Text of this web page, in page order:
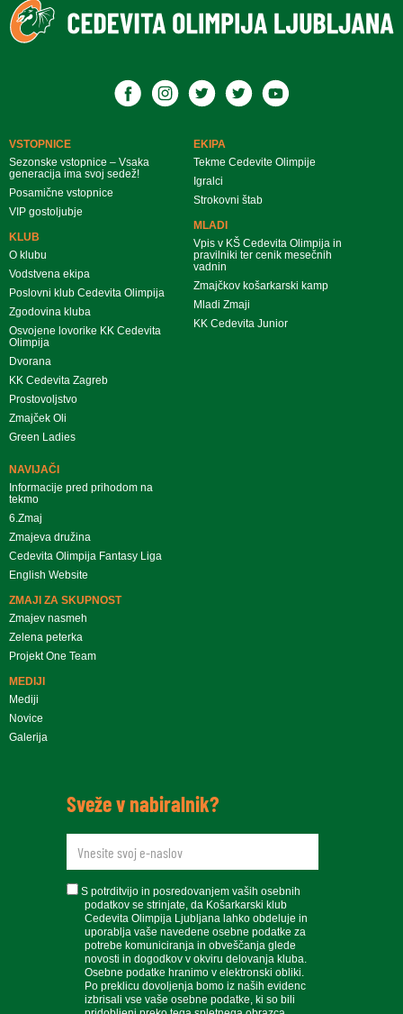
VSTOPNICE
Sezonske vstopnice – Vsaka
generacija ima svoj sedež!
Posamične vstopnice
VIP gostoljubje
KLUB
O klubu
Vodstvena ekipa
Poslovni klub Cedevita Olimpija
Zgodovina kluba
Osvojene lovorike KK Cedevita
Olimpija
Dvorana
KK Cedevita Zagreb
Prostovoljstvo
Zmajček Oli
Green Ladies
EKIPA
Tekme Cedevite Olimpije
Igralci
Strokovni štab
MLADI
Vpis v KŠ Cedevita Olimpija in
pravilniki ter cenik mesečnih
vadnin
Zmajčkov košarkarski kamp
Mladi Zmaji
KK Cedevita Junior
NAVIJAČI
Informacije pred prihodom na
tekmo
6.Zmaj
Zmajeva družina
Cedevita Olimpija Fantasy Liga
English Website
ZMAJI ZA SKUPNOST
Zmajev nasmeh
Zelena peterka
Projekt One Team
MEDIJI
Mediji
Novice
Galerija
Sveže v nabiralnik?
newsletteremail
soglasje
S potrditvijo in posredovanjem vaših osebnih
podatkov se strinjate, da Košarkarski klub
Cedevita Olimpija Ljubljana lahko obdeluje in
uporablja vaše navedene osebne podatke za
potrebe komuniciranja in obveščanja glede
novosti in dogodkov v okviru delovanja kluba.
Osebne podatke hranimo v elektronski obliki.
Po preklicu dovoljenja bomo iz naših evidenc
izbrisali vse vaše osebne podatke, ki so bili